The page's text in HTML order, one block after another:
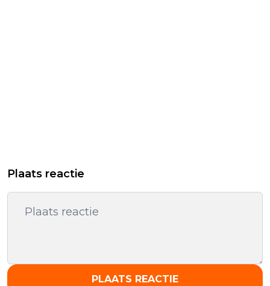
Plaats reactie
PLAATS REACTIE